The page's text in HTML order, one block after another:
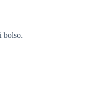
bolso.